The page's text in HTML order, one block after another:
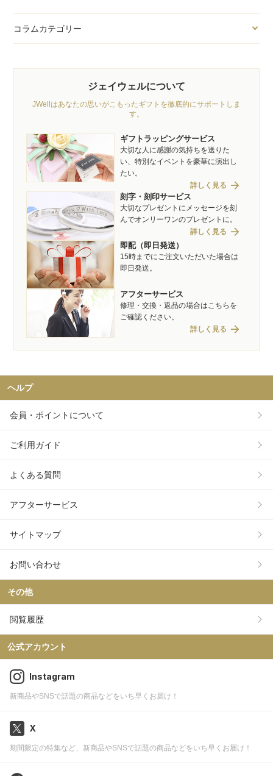
コラムカテゴリー
ジェイウェルについて
JWellはあなたの思いがこもったギフトを徹底的にサポートしま
す。
ギフトラッピングサービス
大切な人に感謝の気持ちを送りた
い、特別なイベントを豪華に演出し
たい。
詳しく見る arrow_forward
刻字・刻印サービス
大切なプレゼントにメッセージを刻
んでオンリーワンのプレゼントに。
詳しく見る arrow_forward
即配（即日発送）
15時までにご注文いただいた場合は
即日発送。
アフターサービス
修理・交換・返品の場合はこちらを
ご確認ください。
詳しく見る arrow_forward
ヘルプ
会員・ポイントについて
ご利用ガイド
よくある質問
アフターサービス
サイトマップ
お問い合わせ
その他
閲覧履歴
公式アカウント
Instagram
新商品やSNSで話題の商品などをいち早くお届け！
X
期間限定の特集など、新商品やSNSで話題の商品などをいち早くお届け！